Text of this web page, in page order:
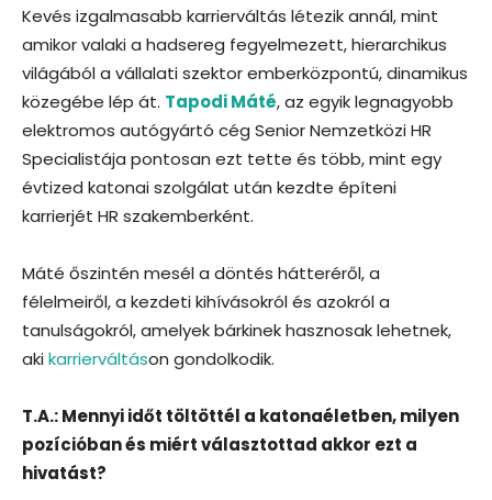
Kevés izgalmasabb karrierváltás létezik annál, mint
amikor valaki a hadsereg fegyelmezett, hierarchikus
világából a vállalati szektor emberközpontú, dinamikus
közegébe lép át. Tapodi Máté, az egyik legnagyobb
elektromos autógyártó cég Senior Nemzetközi HR
Specialistája pontosan ezt tette és több, mint egy
évtized katonai szolgálat után kezdte építeni
karrierjét HR szakemberként.
Máté őszintén mesél a döntés hátteréről, a
félelmeiről, a kezdeti kihívásokról és azokról a
tanulságokról, amelyek bárkinek hasznosak lehetnek,
akikarrierváltáson gondolkodik.
T.A.: Mennyi időt töltöttél a katonaéletben, milyen
pozícióban és miért választottad akkor ezt a
hivatást?